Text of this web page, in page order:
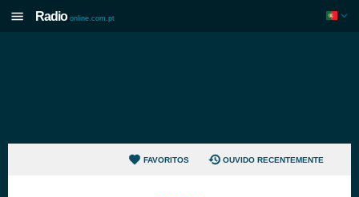
Radio online.com.pt
FAVORITOS OUVIDO RECENTEMENTE